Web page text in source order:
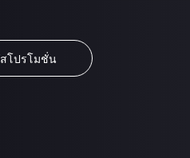
โปรโมชั่น